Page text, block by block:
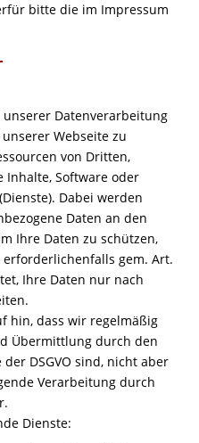
bitte die im Impressum
Datenverarbeitung
Webseite zu
von Dritten,
Inhalte, Software oder
Dabei werden
Daten an den
Ihre Daten zu schützen,
gem. Art.
Ihre Daten nur nach
hin, dass wir regelmäßig
Übermittlung durch den
DSGVO sind, nicht aber
Verarbeitung durch
Dienste: